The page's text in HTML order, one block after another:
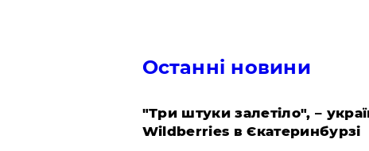
Останні новини
"Три штуки залетіло", –
Wildberries в Єкатеринбурзі